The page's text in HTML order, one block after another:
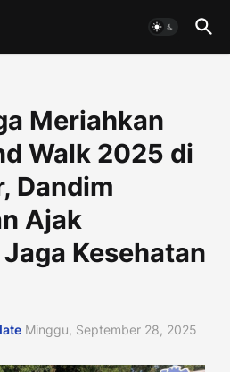
Meriahkan
Walk 2025 di
Dandim
Ajak
Kesehatan
Minggu, September 28, 2025